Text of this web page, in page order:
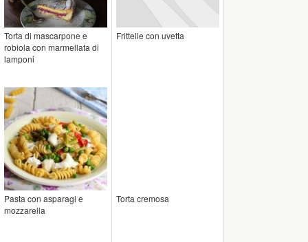
Torta di mascarpone e
robiola con marmellata di
lamponi
Frittelle con uvetta
Pasta con asparagi e
mozzarella
Torta cremosa